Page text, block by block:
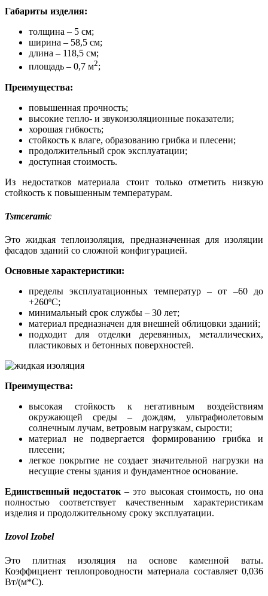
Габариты изделия:
толщина – 5 см;
ширина – 58,5 см;
длина – 118,5 см;
площадь – 0,7 м2;
Преимущества:
повышенная прочность;
высокие тепло- и звукоизоляционные показатели;
хорошая гибкость;
стойкость к влаге, образованию грибка и плесени;
продолжительный срок эксплуатации;
доступная стоимость.
Из недостатков материала стоит только отметить низкую
стойкость к повышенным температурам.
Tsmceramic
Это жидкая теплоизоляция, предназначенная для изоляции
фасадов зданий со сложной конфигурацией.
Основные характеристики:
пределы эксплуатационных температур – от –60 до
+260ºС;
минимальный срок службы – 30 лет;
материал предназначен для внешней облицовки зданий;
подходит для отделки деревянных, металлических,
пластиковых и бетонных поверхностей.
Преимущества:
высокая стойкость к негативным воздействиям
окружающей среды – дождям, ультрафиолетовым
солнечным лучам, ветровым нагрузкам, сырости;
материал не подвергается формированию грибка и
плесени;
легкое покрытие не создает значительной нагрузки на
несущие стены здания и фундаментное основание.
Единственный недостаток– это высокая стоимость, но она
полностью соответствует качественным характеристикам
изделия и продолжительному сроку эксплуатации.
Izovol Izobel
Это плитная изоляция на основе каменной ваты.
Коэффициент теплопроводности материала составляет 0,036
Вт/(м*С).